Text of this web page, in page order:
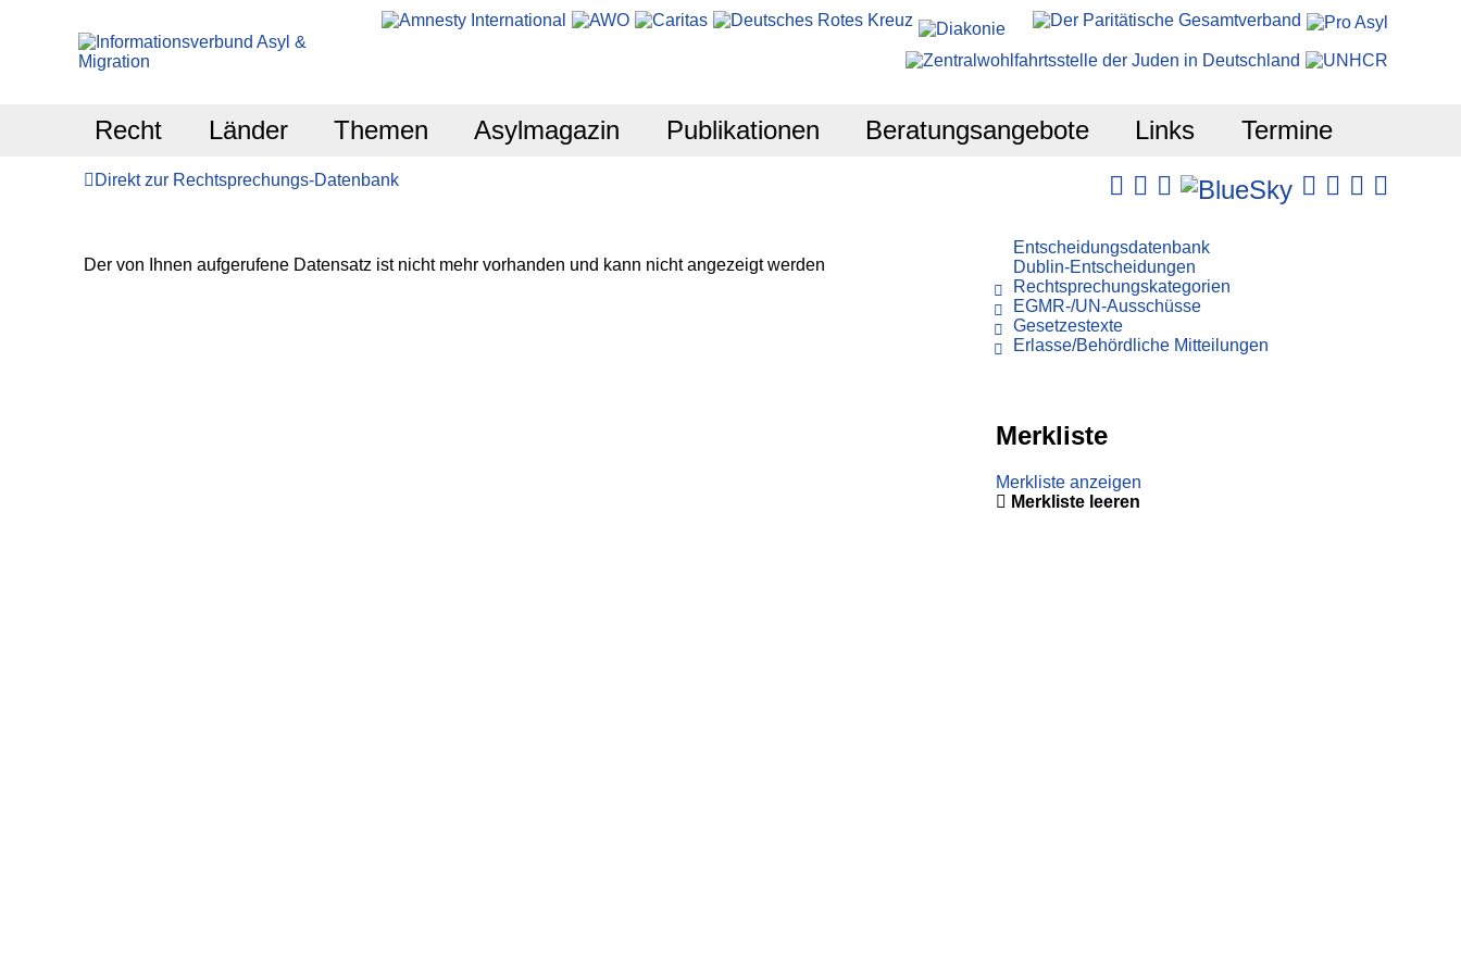
Recht Länder Themen Asylmagazin Publikationen Beratungsangebote Links Termine
Direkt zur Rechtsprechungs-Datenbank
Der von Ihnen aufgerufene Datensatz ist nicht mehr vorhanden und kann nicht angezeigt werden
Entscheidungsdatenbank
Dublin-Entscheidungen
Rechtsprechungskategorien
EGMR-/UN-Ausschüsse
Gesetzestexte
Erlasse/Behördliche Mitteilungen
Merkliste
Merkliste anzeigen
Merkliste leeren